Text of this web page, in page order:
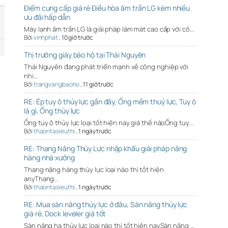
Điểm cung cấp giá rẻ Điều hòa âm trần LG kèm nhiều
ưu đãi hấp dẫn
Máy lạnh âm trần LG là giải pháp làm mát cao cấp với cô…
Bởivinhphat,10 giờ trước
Thị trường giày bảo hộ tại Thái Nguyên
Thái Nguyên đang phát triển mạnh về công nghiệp với
nhi…
Bởitrangvangbaoho,11 giờ trước
RE: Ép tuy ô thủy lực gần đây, Ống mềm thuỷ lực, Tuy ô
là gì, Ống thủy lực
Ống tuy ô thủy lực loại tốt hiện nay giá thế nàoỐng tuy…
Bởithaontasieuthi,1 ngày trước
RE: Thang Nâng Thủy Lực nhập khẩu giải pháp nâng
hàng nhà xưởng
Thang nâng hàng thủy lực loại nào thì tốt hiện
anyThang…
Bởithaontasieuthi,1 ngày trước
RE: Mua sàn nâng thủy lực ở đâu, Sàn nâng thủy lực
giá rẻ, Dock leveler giá tốt
Sàn nâng hạ thủy lực loại nào thì tốt hiện naySàn nâng …